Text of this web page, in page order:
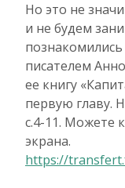
Но это не
и не будем
писателем
ее книгу
первую главу.
с.4-11. Можете
экрана.
https://